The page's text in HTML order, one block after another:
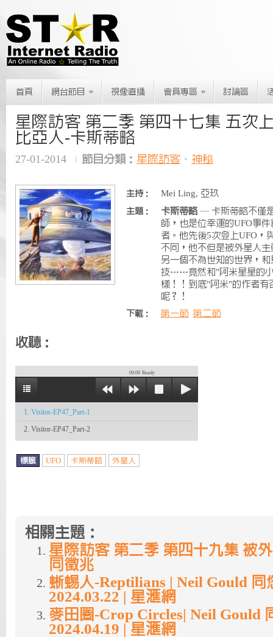
首頁 網台節目 » 視像直播 會員專區 » 討論區
星際訪客 第二季 第四十七集 五次
比亞人-卡斯蒂略
27-01-2014 節目分類： 星際訪客 、 神秘
主持： Mei Ling, 亞玖
主題： 卡斯蒂略 — 卡斯蒂略不僅
師，也是位幸運的UFO事
者。他先後5次登上UFO，
不同，他不但是被外星人
另一個不為世知的世界，
技……竟然和"阿米星星的
樣！！到底"阿米"的作者有
呢？！
下載： 第一節 第二節
收聽：
00:00 Ready
1. Visitor-EP47_Part-1
2. Visitor-EP47_Part-2
標籤 UFO 卡斯蒂略 外星人
相關主題：
星際訪客 第二季 第四十九集 被
同徵兆
蜥蜴人-Reptilians | Neil Gould 同
2024.03.22 | 星滙網
麥田圈-Crop Circles| Neil Gould
2024.04.19 | 星滙網